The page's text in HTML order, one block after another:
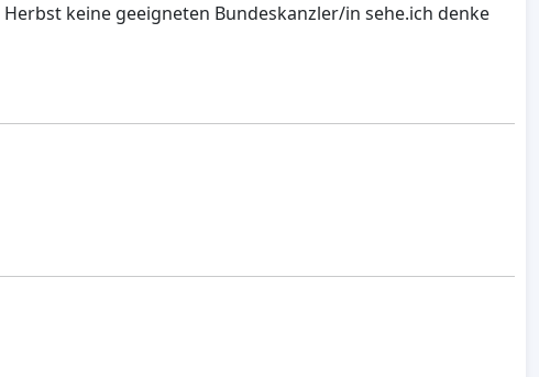
keine geeigneten Bundeskanzler/in sehe.ich denke